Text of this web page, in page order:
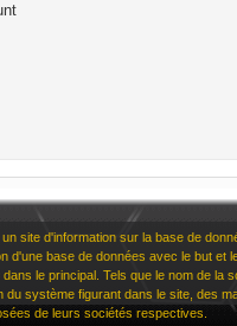
site d'information sur la base de
d'une base de données avec le but et
dans le principal. Tels que le nom de la
du système figurant dans le site, des
de leurs sociétés respectives.